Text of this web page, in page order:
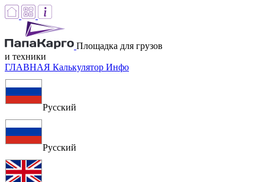
Площадка для грузов
и техники
ГЛАВНАЯ Калькулятор Инфо
Русский
Русский